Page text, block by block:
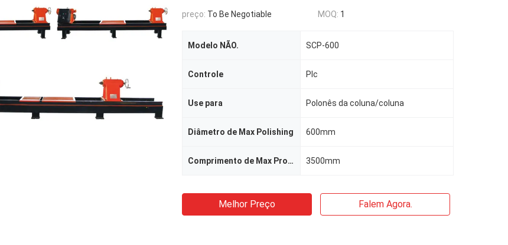
preço: To Be Negotiable MOQ: 1
Modelo NÃO. SCP-600
Controle Plc
Use para Polonês da coluna/coluna
Diâmetro de Max Polishing 600mm
Comprimento de Max Processing 3500mm
Melhor Preço Falem Agora.